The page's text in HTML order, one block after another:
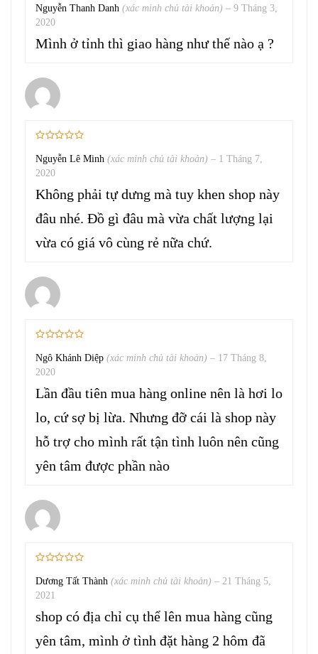
Nguyễn Thanh Danh (xác minh chủ tài khoản) – 9 Tháng 3,
2020
Mình ở tỉnh thì giao hàng như thế nào ạ ?
Nguyễn Lê Minh (xác minh chủ tài khoản) – 1 Tháng 7,
2020
Không phải tự dưng mà tuy khen shop này
đâu nhé. Đồ gì đâu mà vừa chất lượng lại
vừa có giá vô cùng rẻ nữa chứ.
Ngô Khánh Diệp (xác minh chủ tài khoản) – 17 Tháng 8,
2020
Lần đầu tiên mua hàng online nên là hơi lo
lo, cứ sợ bị lừa. Nhưng đỡ cái là shop này
hỗ trợ cho mình rất tận tình luôn nên cũng
yên tâm được phần nào
Dương Tất Thành (xác minh chủ tài khoản) – 21 Tháng 5,
2021
shop có địa chỉ cụ thể lên mua hàng cũng
yên tâm, mình ở tình đặt hàng 2 hôm đã